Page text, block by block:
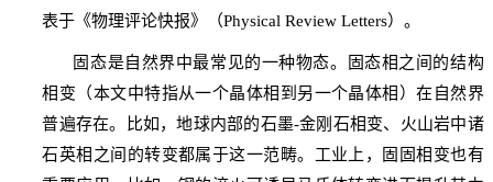
表于《物理评论快报》（Physical Review Letters）。
固态是自然界中最常见的一种物态。固态相之间的结构
相变（本文中特指从一个晶体相到另一个晶体相）在自然界
普遍存在。比如，地球内部的石墨-金刚石相变、火山岩中诸
石英相之间的转变都属于这一范畴。工业上，固固相变也有